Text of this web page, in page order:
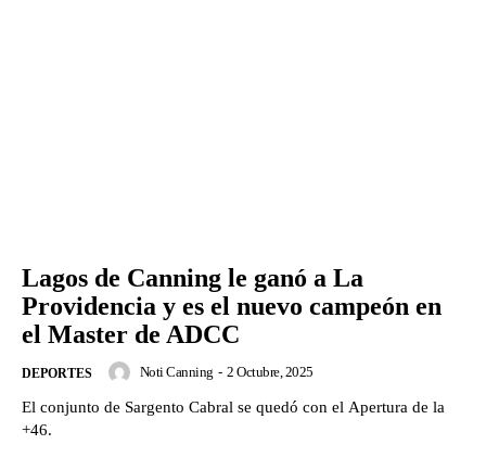
Lagos de Canning le ganó a La
Providencia y es el nuevo campeón en
el Master de ADCC
DEPORTES Noti Canning - 2 Octubre, 2025
El conjunto de Sargento Cabral se quedó con el Apertura de la
+46.